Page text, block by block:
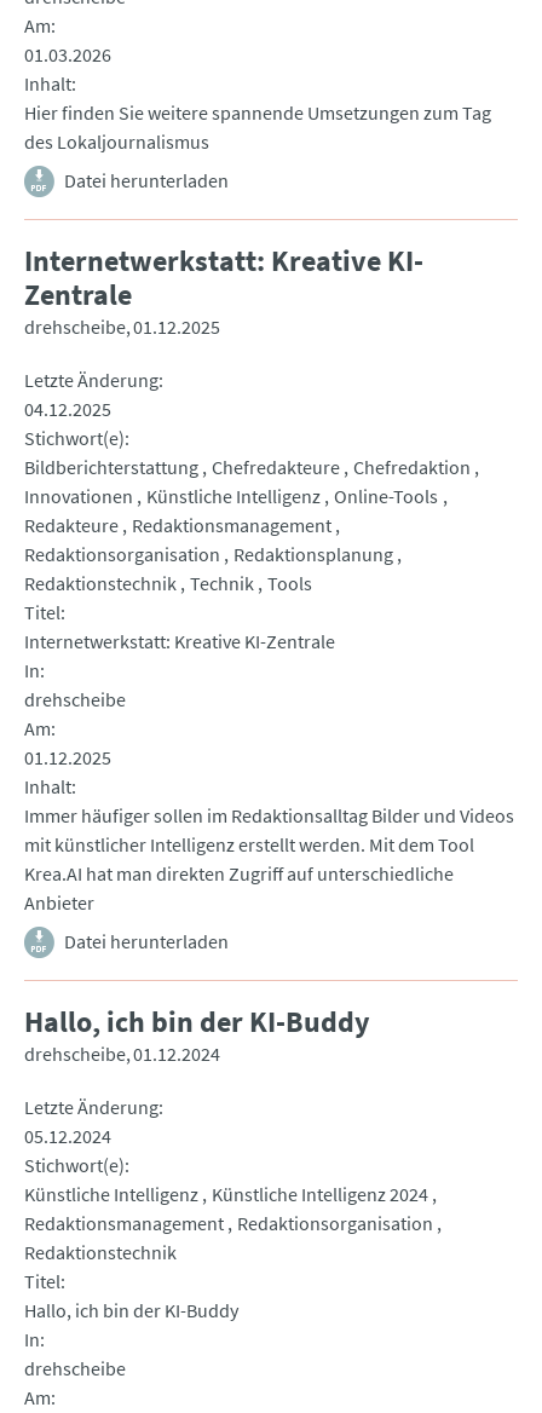
Am
01.03.2026
Inhalt
Hier finden Sie weitere spannende Umsetzungen zum Tag
des Lokaljournalismus
Datei herunterladen
Internetwerkstatt: Kreative KI-
Zentrale
drehscheibe 01.12.2025
Letzte Änderung
04.12.2025
Stichwort(e)
Bildberichterstattung Chefredakteure Chefredaktion
Innovationen
Künstliche Intelligenz Online-Tools
Redakteure Redaktionsmanagement
Redaktionsorganisation
Redaktionsplanung
Redaktionstechnik Technik Tools
Titel
Internetwerkstatt: Kreative KI-Zentrale
In
drehscheibe
Am
01.12.2025
Inhalt
Immer häufiger sollen im Redaktionsalltag Bilder und Videos
mit künstlicher Intelligenz erstellt werden. Mit dem Tool
Krea.AI hat man direkten Zugriff auf unterschiedliche
Anbieter
Datei herunterladen
Hallo, ich bin der KI-Buddy
drehscheibe 01.12.2024
Letzte Änderung
05.12.2024
Stichwort(e)
Künstliche Intelligenz Künstliche Intelligenz 2024
Redaktionsmanagement Redaktionsorganisation
Redaktionstechnik
Titel
Hallo, ich bin der KI-Buddy
In
drehscheibe
Am